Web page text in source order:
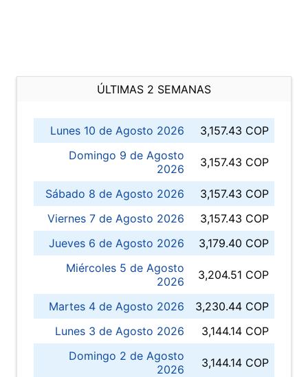
ÚLTIMAS 2 SEMANAS
Lunes 10 de Agosto 2026
3,157.43 COP
Domingo 9 de Agosto
2026
3,157.43 COP
Sábado 8 de Agosto 2026
3,157.43 COP
Viernes 7 de Agosto 2026
3,157.43 COP
Jueves 6 de Agosto 2026
3,179.40 COP
Miércoles 5 de Agosto
2026
3,204.51 COP
Martes 4 de Agosto 2026
3,230.44 COP
Lunes 3 de Agosto 2026
3,144.14 COP
Domingo 2 de Agosto
2026
3,144.14 COP